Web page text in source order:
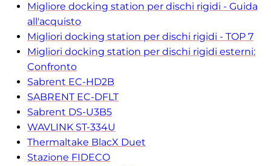
Migliore docking station per dischi rigidi - Guida
all'acquisto
Migliori docking station per dischi rigidi - TOP 7
Migliori docking station per dischi rigidi esterni:
Confronto
Sabrent EC-HD2B
SABRENT EC-DFLT
Sabrent DS-U3B5
WAVLINK ST-334U
Thermaltake BlacX Duet
Stazione FIDECO